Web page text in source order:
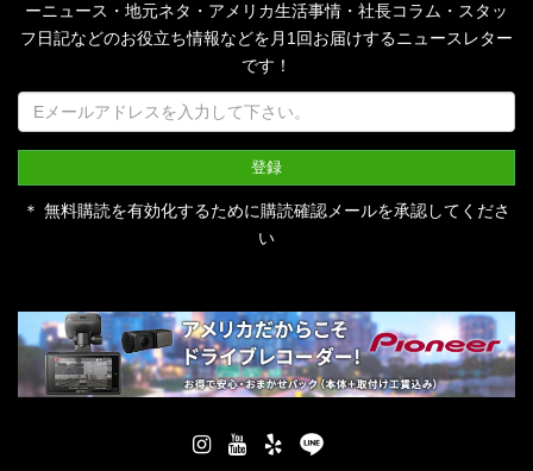
ーニュース・地元ネタ・アメリカ生活事情・社長コラム・ スタッ
フ日記などのお役立ち情報などを月1回お届けするニュースレター
です！
＊ 無料購読を有効化するために購読確認メールを承認してくださ
い